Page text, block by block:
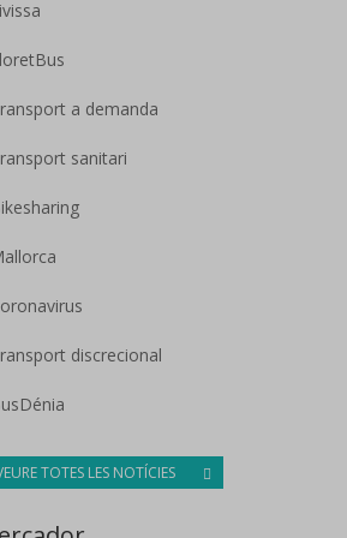
a demanda
sanitari
discrecional
TOTES LES NOTÍCIES